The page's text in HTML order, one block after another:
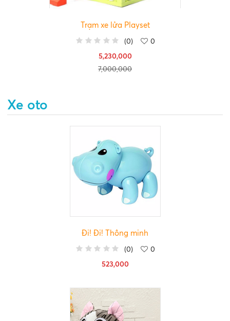
Trạm xe lửa Playset
(0)
0
5,230,000
7,000,000
Xe oto
Đi! Đi! Thông minh
(0)
0
523,000